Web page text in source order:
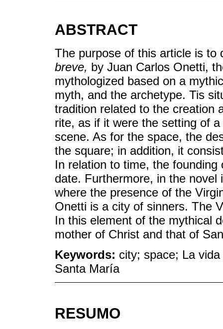
ABSTRACT
The purpose of this article is
breve, by Juan Carlos Onetti,
mythologized based on a
myth, and the archetype. Tis
tradition related to the creation
rite, as if it were the setting of
scene. As for the space, the
the square; in addition, it
In relation to time, the
date. Furthermore, in the
where the presence of the
Onetti is a city of sinners. The
In this element of the mythical
mother of Christ and that of
Keywords: city; space; La
Santa María
RESUMO